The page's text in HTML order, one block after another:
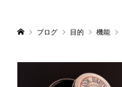
ブログ 目的 機能